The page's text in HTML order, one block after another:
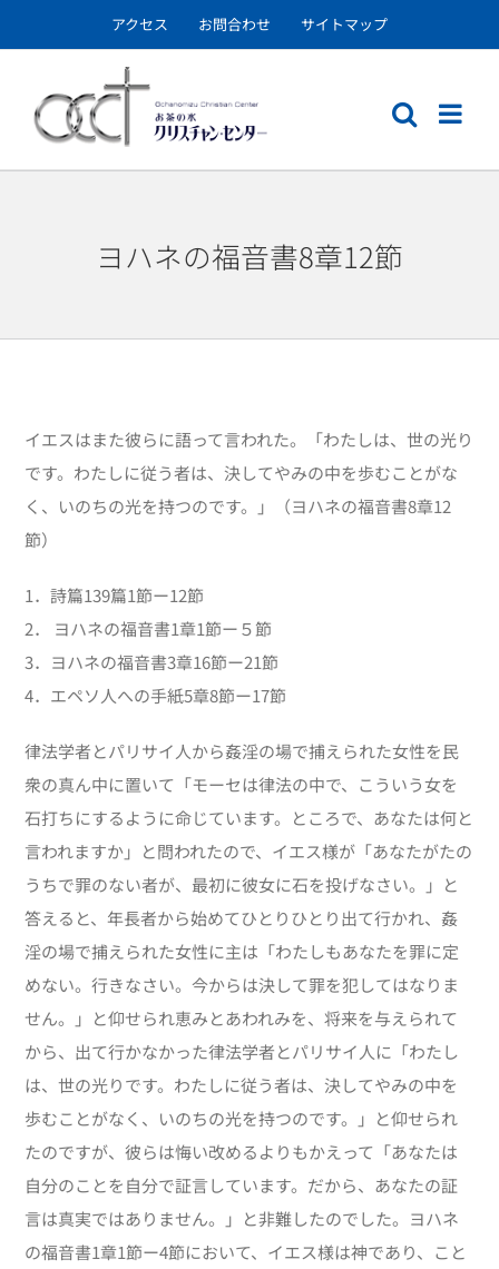
to
アクセス お問合わせ サイトマップ
ヨハネの福音書8章12節
イエスはまた彼らに語って言われた。「わたしは、世の光り
です。わたしに従う者は、決してやみの中を歩むことがな
く、いのちの光を持つのです。」（ヨハネの福音書8章12
節）
1．詩篇139篇1節ー12節
2． ヨハネの福音書1章1節ー５節
3．ヨハネの福音書3章16節ー21節
4．エペソ人への手紙5章8節ー17節
律法学者とパリサイ人から姦淫の場で捕えられた女性を民
衆の真ん中に置いて「モーセは律法の中で、こういう女を
石打ちにするように命じています。ところで、あなたは何と
言われますか」と問われたので、イエス様が「あなたがたの
うちで罪のない者が、最初に彼女に石を投げなさい。」と
答えると、年長者から始めてひとりひとり出て行かれ、姦
淫の場で捕えられた女性に主は「わたしもあなたを罪に定
めない。行きなさい。今からは決して罪を犯してはなりま
せん。」と仰せられ恵みとあわれみを、将来を与えられて
から、出て行かなかった律法学者とパリサイ人に「わたし
は、世の光りです。わたしに従う者は、決してやみの中を
歩むことがなく、いのちの光を持つのです。」と仰せられ
たのですが、彼らは悔い改めるよりもかえって「あなたは
自分のことを自分で証言しています。だから、あなたの証
言は真実ではありません。」と非難したのでした。ヨハネ
の福音書1章1節ー4節において、イエス様は神であり、こと